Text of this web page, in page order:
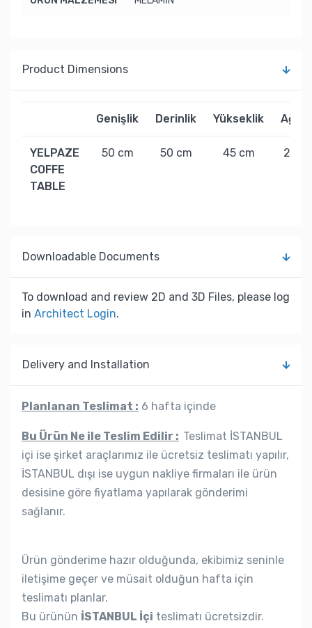
Product Dimensions
Genişlik Derinlik Yükseklik
YELPAZE
COFFE
TABLE
50 cm 50 cm 45 cm 25 kg
Downloadable Documents
To download and review 2D and 3D Files, please log
in Architect Login.
Delivery and Installation
Planlanan Teslimat : 6 hafta içinde
Bu Ürün Ne ile Teslim Edilir : Teslimat İSTANBUL
içi ise şirket araçlarımız ile ücretsiz teslimatı yapılır,
İSTANBUL dışı ise uygun nakliye firmaları ile ürün
desisine göre fiyatlama yapılarak gönderimi
sağlanır.
Ürün gönderime hazır olduğunda, ekibimiz seninle
iletişime geçer ve müsait olduğun hafta için
teslimatı planlar.
Bu ürünün İSTANBUL İçi teslimatı ücretsizdir.